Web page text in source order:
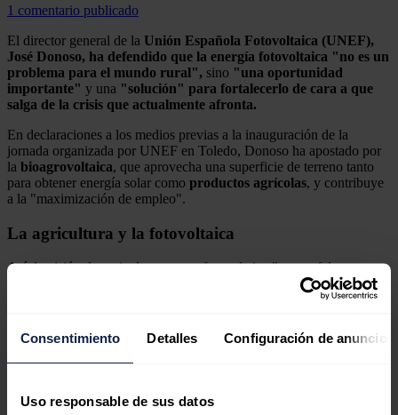
Consentimiento Detalles Configuración de anuncios
Uso responsable de sus datos
1 comentario publicado
El director general de la Unión Española Fotovoltaica (UNEF),
José Donoso, ha defendido que la energía fotovoltaica "no es un
problema para el mundo rural", sino "una oportunidad
importante" y una "solución" para fortalecerlo de cara a que
salga de la crisis que actualmente afronta.
En declaraciones a los medios previas a la inauguración de la
jornada organizada por UNEF en Toledo, Donoso ha apostado por
la bioagrovoltaica, que aprovecha una superficie de terreno tanto
para obtener energía solar como productos agrícolas, y contribuye
a la "maximización de empleo".
La agricultura y la fotovoltaica
Así, la visión de agricultura contra fotovoltaica "es una falsa
dicotomía", ha dicho Donoso, que ha asegurado no se dejaría de
comer "ni un pepino" por este tipo de explotación de energía.
en España y fijar un objetivo país